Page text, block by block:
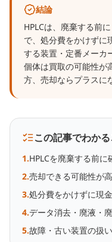
結論
HPLCは、廃棄する前
で、処分費をかけずに
する装置・定番メーカ
個体は買取の可能性が
方、売却ならプラスに
この記事でわかる
1.HPLCを廃棄する前に
2.売却できる可能性が
3.処分費をかけずに現
4.データ消去・廃液・
5.故障・古い装置の扱い